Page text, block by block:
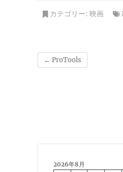
カテゴリー: 映画
← ProTools
2026年8月